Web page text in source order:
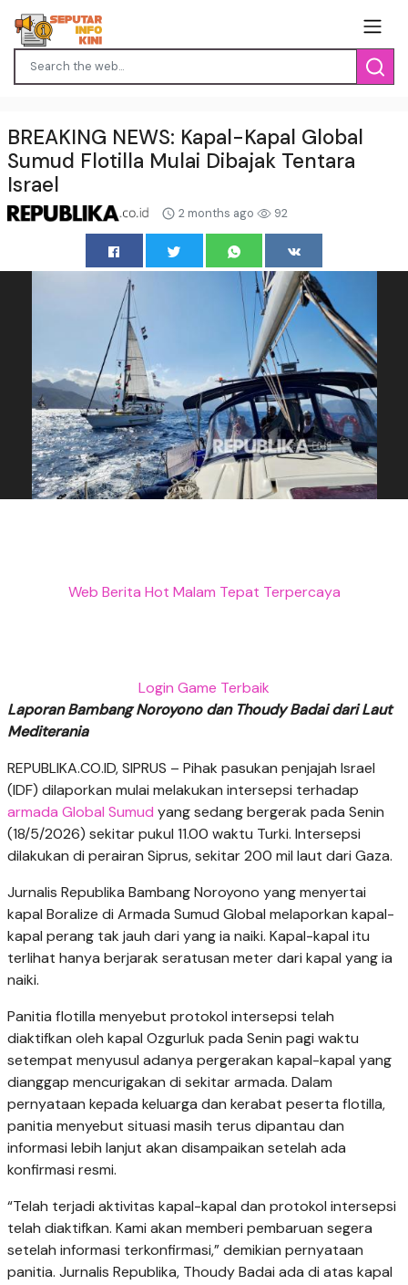
BREAKING NEWS: Kapal-Kapal Global
Sumud Flotilla Mulai Dibajak Tentara
Israel
2 months ago 92
Web Berita Hot Malam Tepat Terpercaya
Login Game Terbaik
Laporan Bambang Noroyono dan Thoudy Badai dari Laut
Mediterania
REPUBLIKA.CO.ID,SIPRUS – Pihak pasukan penjajah Israel
(IDF) dilaporkan mulai melakukan intersepsi terhadap
armada Global Sumud yang sedang bergerak pada Senin
(18/5/2026) sekitar pukul 11.00 waktu Turki. Intersepsi
dilakukan di perairan Siprus, sekitar 200 mil laut dari Gaza.
Jurnalis Republika Bambang Noroyono yang menyertai
kapal Boralize di Armada Sumud Global melaporkan kapal-
kapal perang tak jauh dari yang ia naiki. Kapal-kapal itu
terlihat hanya berjarak seratusan meter dari kapal yang ia
naiki.
Panitia flotilla menyebut protokol intersepsi telah
diaktifkan oleh kapal Ozgurluk pada Senin pagi waktu
setempat menyusul adanya pergerakan kapal-kapal yang
dianggap mencurigakan di sekitar armada. Dalam
pernyataan kepada keluarga dan kerabat peserta flotilla,
panitia menyebut situasi masih terus dipantau dan
informasi lebih lanjut akan disampaikan setelah ada
konfirmasi resmi.
“Telah terjadi aktivitas kapal-kapal dan protokol intersepsi
telah diaktifkan. Kami akan memberi pembaruan segera
setelah informasi terkonfirmasi,” demikian pernyataan
panitia. Jurnalis Republika, Thoudy Badai ada di atas kapal